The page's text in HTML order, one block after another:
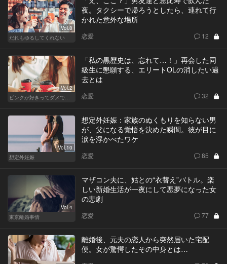
Vol.8
だれもゆるしてくれない
夜。タクシーで帰ろうとしたら、連れて行
かれた意外な場所
恋愛 12
Vol.2
「私の黒歴史は、忘れて…！」再会した同
級生に懇願する、エリートOLの消したい過
去とは
恋愛 32
Vol.10
想定外妊娠
想定外妊娠：家族のぬくもりを知らない男
が、父になる覚悟を決めた瞬間。彼が目に
涙を浮かべたワケ
恋愛 85
Vol.4
東京離婚事情
マザコン夫に、姑との“衣替え”バトル。楽
しい新婚生活が一夜にして悪夢になった女
の悲劇
恋愛 77
離婚後、元夫の恋人から突然届いた宅配
便。女が驚愕したその中身とは…